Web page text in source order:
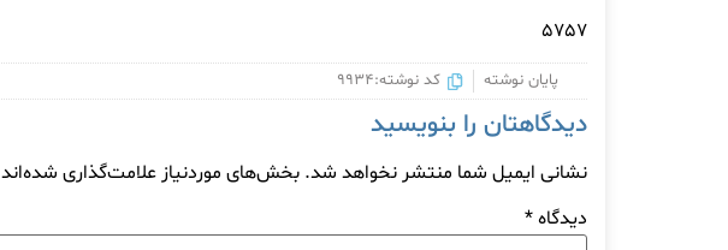
5757
پایان نوشته کد نوشته:9934
دیدگاهتان را بنویسید
نشانی ایمیل شما منتشر نخواهد شد. بخش‌های موردنیاز علامت‌گذاری شده‌اند
دیدگاه*